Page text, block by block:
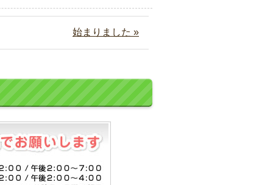
始まりました »